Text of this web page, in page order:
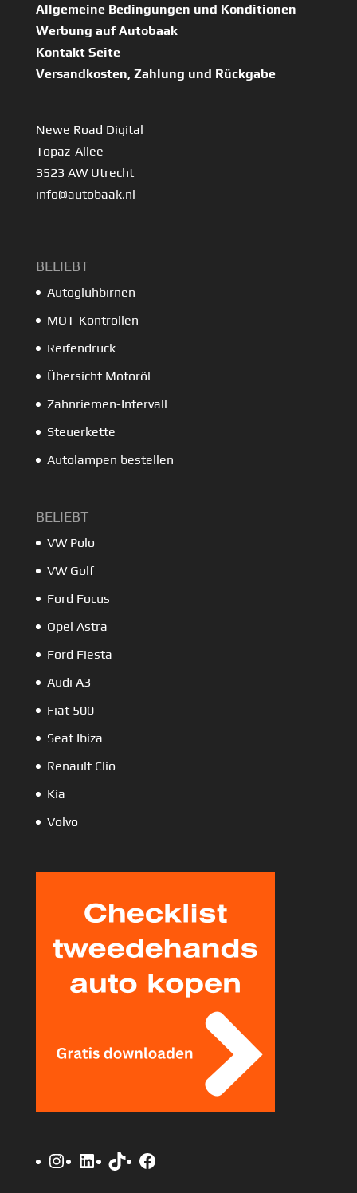
Allgemeine Bedingungen und Konditionen
Werbung auf Autobaak
Kontakt Seite
Versandkosten, Zahlung und Rückgabe
Newe Road Digital
Topaz-Allee
3523 AW Utrecht
info@autobaak.nl
BELIEBT
Autoglühbirnen
MOT-Kontrollen
Reifendruck
Übersicht Motoröl
Zahnriemen-Intervall
Steuerkette
Autolampen bestellen
BELIEBT
VW Polo
VW Golf
Ford Focus
Opel Astra
Ford Fiesta
Audi A3
Fiat 500
Seat Ibiza
Renault Clio
Kia
Volvo
Instagram
LinkedIn
TikTokFacebook